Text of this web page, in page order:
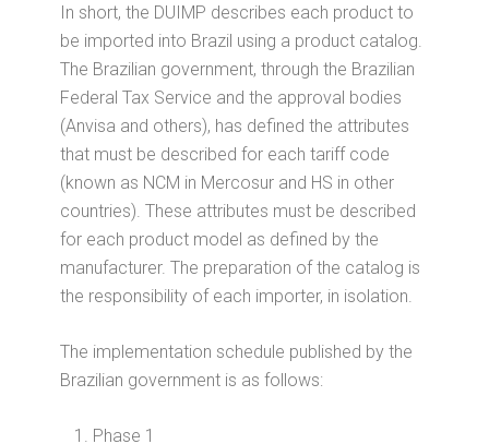
In short, the DUIMP describes each product to
be imported into Brazil using a product catalog.
The Brazilian government, through the Brazilian
Federal Tax Service and the approval bodies
(Anvisa and others), has defined the attributes
that must be described for each tariff code
(known as NCM in Mercosur and HS in other
countries). These attributes must be described
for each product model as defined by the
manufacturer. The preparation of the catalog is
the responsibility of each importer, in isolation.
The implementation schedule published by the
Brazilian government is as follows:
Phase 1